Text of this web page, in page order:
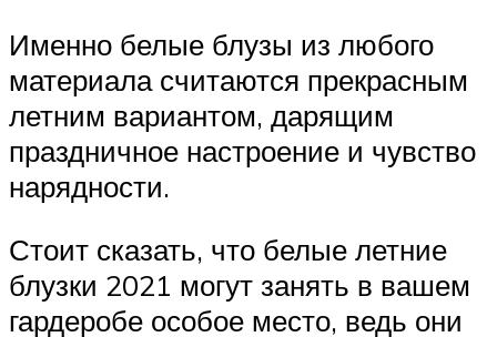
Именно белые блузы из любого
материала считаются прекрасным
летним вариантом, дарящим
праздничное настроение и чувство
нарядности.
Стоит сказать, что белые летние
блузки 2021 могут занять в вашем
гардеробе особое место, ведь они